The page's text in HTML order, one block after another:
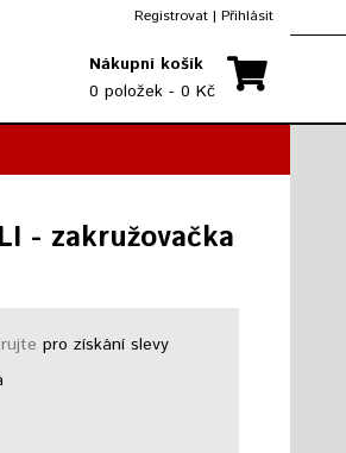
Registrovat | Přihlásit
Nákupní košík
0 položek - 0 Kč
- zakružovačka
pro získání slevy